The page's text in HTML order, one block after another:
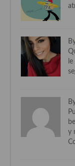
Cocina Sefardí
Cocina callejera
Cocina fusión
Cocina Andaluza
Cocina Aragonesa
y